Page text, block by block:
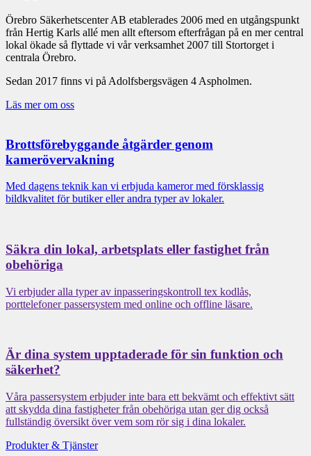
Örebro Säkerhetscenter AB etablerades 2006 med en utgångspunkt
från Hertig Karls allé men allt eftersom efterfrågan på en mer central
lokal ökade så flyttade vi vår verksamhet 2007 till Stortorget i
centrala Örebro.
Sedan 2017 finns vi på Adolfsbergsvägen 4 Aspholmen.
Läs mer om oss
Brottsförebyggande åtgärder genom
kamerövervakning
Med dagens teknik kan vi erbjuda kameror med försklassig
bildkvalitet för butiker eller andra typer av lokaler.
Säkra din lokal, arbetsplats eller fastighet från
obehöriga
Vi erbjuder alla typer av inpasseringskontroll tex kodlås,
porttelefoner passersystem med online och offline läsare.
Är dina system upptaderade för sin funktion och
säkerhet?
Våra passersystem erbjuder inte bara ett bekvämt och effektivt sätt
att skydda dina fastigheter från obehöriga utan ger dig också
fullständig översikt över vem som rör sig i dina lokaler.
Produkter & Tjänster